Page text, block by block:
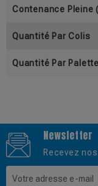
Contenance Pleine
Quantité Par Colis
Quantité Par Palette
Newsletter
Recevez